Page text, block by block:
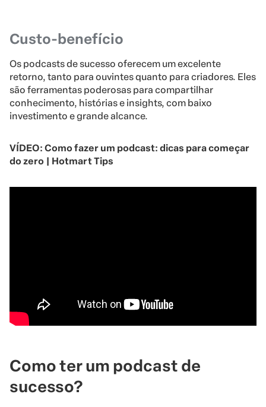
Custo-benefício
Os podcasts de sucesso oferecem um excelente
retorno, tanto para ouvintes quanto para criadores. Eles
são ferramentas poderosas para compartilhar
conhecimento, histórias e insights, com baixo
investimento e grande alcance.
VÍDEO: Como fazer um podcast: dicas para começar
do zero | Hotmart Tips
Como ter um podcast de
sucesso?